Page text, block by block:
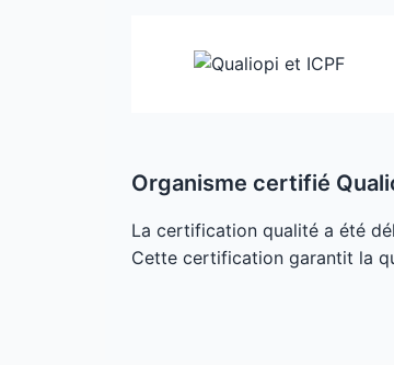
Organisme certifié
La certification qualité a été
Cette certification garantit la